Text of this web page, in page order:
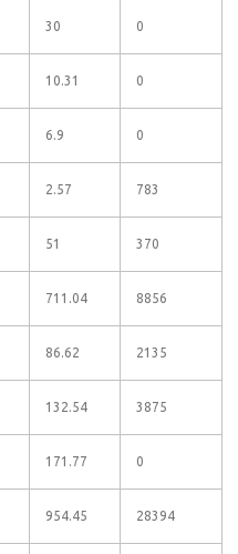
30 0
10.31 0
6.9 0
2.57 783
51 370
711.04 8856
86.62 2135
132.54 3875
171.77 0
954.45 28394